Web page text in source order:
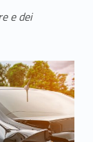
e dei